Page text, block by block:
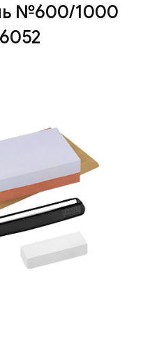
№600/1000